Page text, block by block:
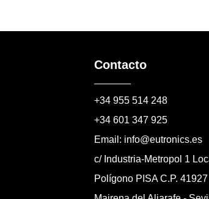
Contacto
+34 955 514 248
+34 601 347 925
Email: info@eutronics.es
c/ Industria-Metropol 1
Polígono PISA C.P. 41927